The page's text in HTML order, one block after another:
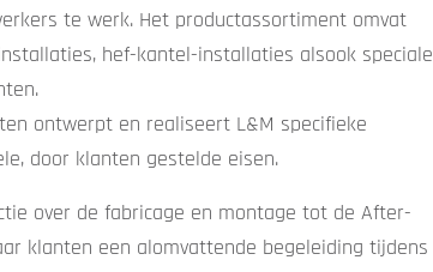
te werk. Het productassortiment omvat
hef-kantel-installaties alsook speciale
ontwerpt en realiseert L&M specifieke
door klanten gestelde eisen.
over de fabricage en montage tot de After-
klanten een alomvattende begeleiding tijdens